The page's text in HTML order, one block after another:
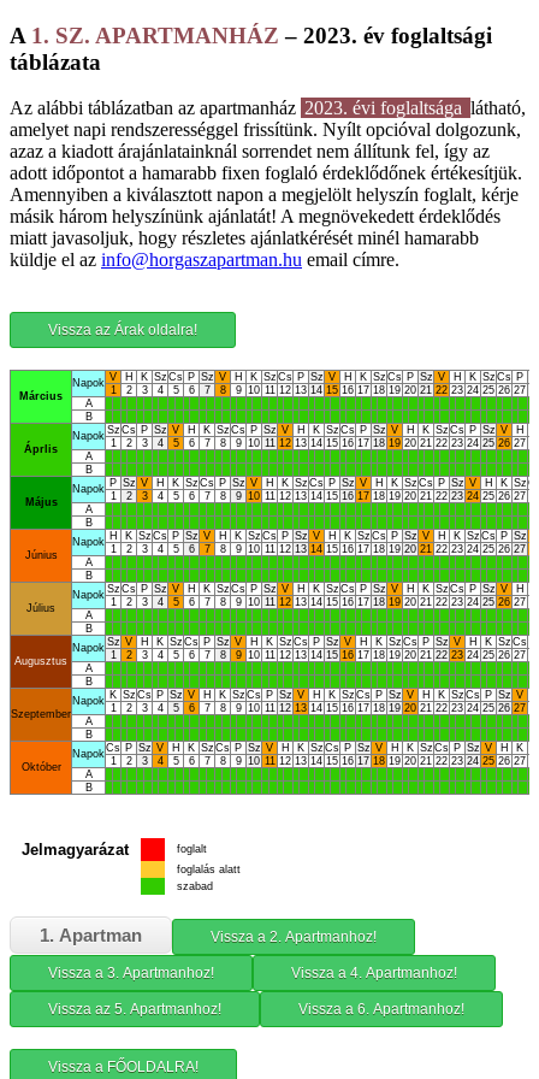
A 1. SZ. APARTMANHÁZ– 2023. év foglaltsági
táblázata
Az alábbi táblázatban az apartmanház 2023. évi foglaltsága látható,
amelyet napi rendszerességgel frissítünk. Nyílt opcióval dolgozunk,
azaz a kiadott árajánlatainknál sorrendet nem állítunk fel, így az
adott időpontot a hamarabb fixen foglaló érdeklődőnek értékesítjük.
Amennyiben a kiválasztott napon a megjelölt helyszín foglalt, kérje
másik három helyszínünk ajánlatát! A megnövekedett érdeklődés
miatt javasoljuk, hogy részletes ajánlatkérését minél hamarabb
küldje el az info@horgaszapartman.hu email címre.
Vissza az Árak oldalra!
Március
Napok V H K Sz Cs P Sz V H K Sz Cs P Sz V H K Sz Cs P Sz V H K Sz Cs P
1
2 3 4 5 6 7 8 9 10 11 12 13 14 15 16 17 18 19 20 21 22 23 24 25 26 27
A
B
Áprlis
Napok Sz Cs P Sz V H K Sz Cs P Sz V H K Sz Cs P Sz V H K Sz Cs P Sz V H
1
2 3 4 5 6 7 8 9 10 11 12 13 14 15 16 17 18 19 20 21 22 23 24 25 26 27
A
B
Május
Napok P Sz V H K Sz Cs P Sz V H K Sz Cs P Sz V H K Sz Cs P Sz V H K Sz
1
2 3 4 5 6 7 8 9 10 11 12 13 14 15 16 17 18 19 20 21 22 23 24 25 26 27
A
B
Június
Napok H K Sz Cs P Sz V H K Sz Cs P Sz V H K Sz Cs P Sz V H K Sz Cs P Sz
1
2 3 4 5 6 7 8 9 10 11 12 13 14 15 16 17 18 19 20 21 22 23 24 25 26 27
A
B
Július
Napok Sz Cs P Sz V H K Sz Cs P Sz V H K Sz Cs P Sz V H K Sz Cs P Sz V H
1
2 3 4 5 6 7 8 9 10 11 12 13 14 15 16 17 18 19 20 21 22 23 24 25 26 27
A
B
Augusztus
Napok Sz V H K Sz Cs P Sz V H K Sz Cs P Sz V H K Sz Cs P Sz V H K Sz Cs
1
2 3 4 5 6 7 8 9 10 11 12 13 14 15 16 17 18 19 20 21 22 23 24 25 26 27
A
B
Szeptember
Napok K Sz Cs P Sz V H K Sz Cs P Sz V H K Sz Cs P Sz V H K Sz Cs P Sz V
1
2 3 4 5 6 7 8 9 10 11 12 13 14 15 16 17 18 19 20 21 22 23 24 25 26 27
A
B
Október
NapokCs P Sz V H K Sz Cs P Sz V H K Sz Cs P Sz V H K Sz Cs P Sz V H K
1
2 3 4 5 6 7 8 9 10 11 12 13 14 15 16 17 18 19 20 21 22 23 24 25 26 27
A
B
Jelmagyarázat
foglalt
foglalás alatt
szabad
1. Apartman Vissza a 2. Apartmanhoz!
Vissza a 3. Apartmanhoz! Vissza a 4. Apartmanhoz!
Vissza az 5. Apartmanhoz! Vissza a 6. Apartmanhoz!
Vissza a FŐOLDALRA!